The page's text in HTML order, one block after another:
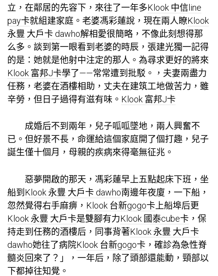
立，在鄰居的先容下，來往了一年多Klook 中信line
pay卡就組建家庭。老婆馮彩蓮說，現在兩人瞭Klook
永豐 大戶卡 dawho解相愛很簡略，不像此刻想得那
么多。談到第一眼看到老婆的時辰，張建光獨一記得
的是：她就是他射中注定的那人。為尋求更好的將來
Klook 富邦J卡學了——常常遭到批駁。，夫妻兩盡力
任務，老婆在酒樓相助，丈夫在建筑工地做苦力，雖
辛勞，但日子過得有滋有味。 Klook 富邦J卡
成婚后不到兩年，兒子呱呱墜地，兩人興奮不
已。但好景不長，命運給這個家庭開了個打趣，兒子
誕生僅十個月，母親的疾病來得毫無征兆。
惡夢開啟的那天，馮彩蓮早上五點起床下班，坐
船到 Klook 永豐 大戶卡 dawho南邊年夜廈，一下船，
忽然覺得右手麻痹， Klook 台新gogo卡 上船埠后更
Klook 永豐 大戶卡是雙腳有力Klook 國泰cube卡 ，保
持走到任務的酒樓后，同事背著Klook 永豐 大戶卡
dawho她往了病院Klook 台新gogo卡 ，確診為急性脊
髓炎回來了？」，一年后，除了頭部還能動，頸部以
下都掉往知覺。